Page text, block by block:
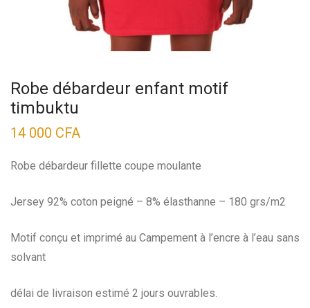
Robe débardeur enfant motif
timbuktu
14 000 CFA
Robe débardeur fillette coupe moulante
Jersey 92% coton peigné – 8% élasthanne – 180 grs/m2
Motif conçu et imprimé au Campement à l’encre à l’eau sans
solvant
délai de livraison estimé 2 jours ouvrables.